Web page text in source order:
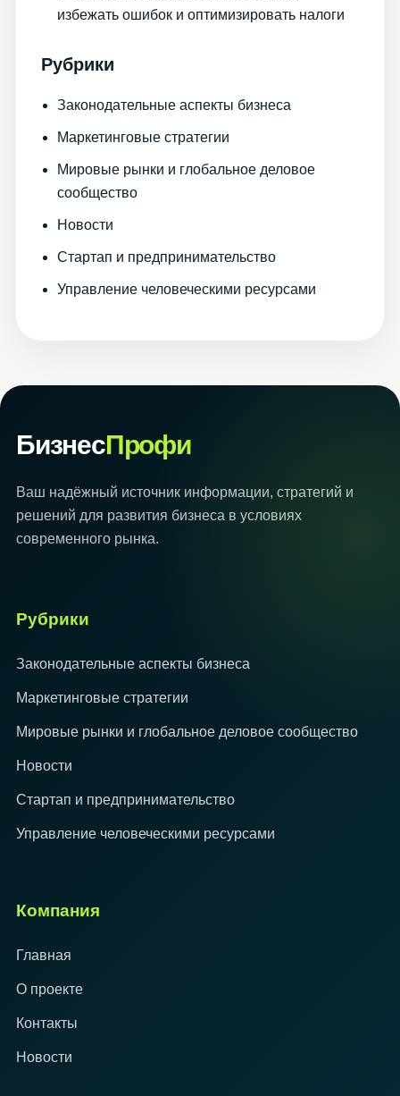
избежать ошибок и оптимизировать налоги
Рубрики
Законодательные аспекты бизнеса
Маркетинговые стратегии
Мировые рынки и глобальное деловое
сообщество
Новости
Стартап и предпринимательство
Управление человеческими ресурсами
БизнесПрофи
Ваш надёжный источник информации, стратегий и
решений для развития бизнеса в условиях
современного рынка.
Рубрики
Законодательные аспекты бизнеса
Маркетинговые стратегии
Мировые рынки и глобальное деловое сообщество
Новости
Стартап и предпринимательство
Управление человеческими ресурсами
Компания
Главная
О проекте
Контакты
Новости